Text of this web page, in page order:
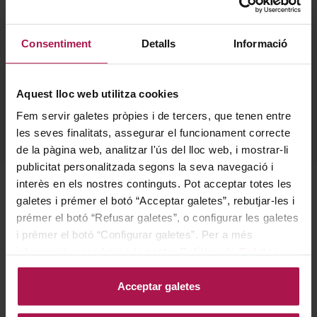
Consentiment Detalls Informació
Aquest lloc web utilitza cookies
Fem servir galetes pròpies i de tercers, que tenen entre
les seves finalitats, assegurar el funcionament correcte
de la pàgina web, analitzar l'ús del lloc web, i mostrar-li
publicitat personalitzada segons la seva navegació i
interès en els nostres continguts. Pot acceptar totes les
galetes i prémer el botó “Acceptar galetes”, rebutjar-les i
prémer el botó “Refusar galetes”, o configurar les galetes
i prémer el botó “Configurar galetes”. Per a més
Acceptar galetes
0
Conté sulfits
Si
Descripció
refrescante y notablemente aromática, en la que
destacan las notas cítricas, las bayas de enebro y
sutiles matices de regaliz. Su proceso de destilación,